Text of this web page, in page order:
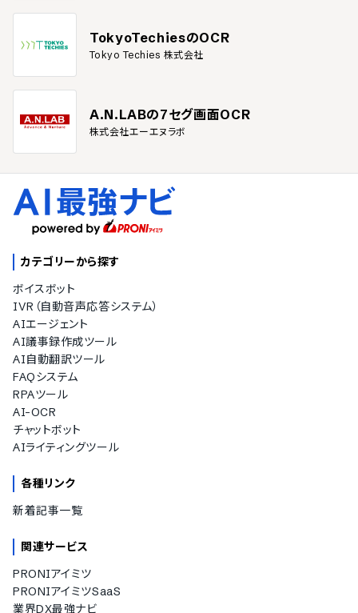
TokyoTechiesのOCR
Tokyo Techies 株式会社
A.N.LABの7セグ画面OCR
株式会社エーエヌラボ
カテゴリーから探す
ボイスボット
IVR（自動音声応答システム）
AIエージェント
AI議事録作成ツール
AI自動翻訳ツール
FAQシステム
RPAツール
AI-OCR
チャットボット
AIライティングツール
各種リンク
新着記事一覧
関連サービス
PRONIアイミツ
PRONIアイミツSaaS
業界DX最強ナビ